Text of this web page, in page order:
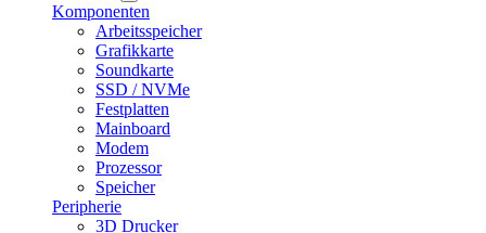
Komponenten
Arbeitsspeicher
Grafikkarte
Soundkarte
SSD / NVMe
Festplatten
Mainboard
Modem
Prozessor
Speicher
Peripherie
3D Drucker